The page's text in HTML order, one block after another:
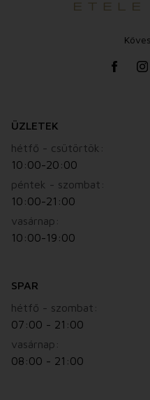
ÜZLETEK
hétfő - csütörtök:
10:00-20:00
péntek - szombat:
10:00-21:00
vasárnap:
10:00-19:00
SPAR
hétfő - szombat:
07:00 - 21:00
vasárnap:
08:00 - 21:00